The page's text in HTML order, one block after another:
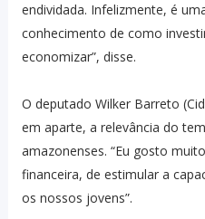
endividada. Infelizmente, é
conhecimento de como
economizar”, disse.
O deputado Wilker Barreto
em aparte, a relevância do
amazonenses. “Eu gosto
financeira, de estimular a
os nossos jovens”.